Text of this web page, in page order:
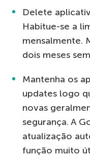
Delete
Habitue-se a
mensalmente.
dois meses
Mantenha os
updates logo
novas
segurança. A
atualização
função muito